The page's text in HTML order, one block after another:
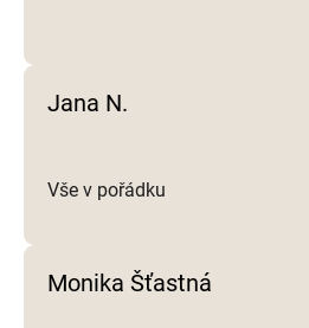
Jana N.
Vše v pořádku
Monika Šťastná